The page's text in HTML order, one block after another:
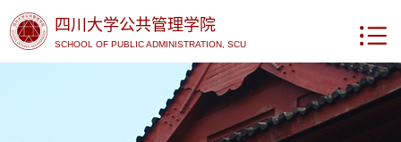
四川大学公共管理学院
SCHOOL OF PUBLIC ADMINISTRATION, SCU